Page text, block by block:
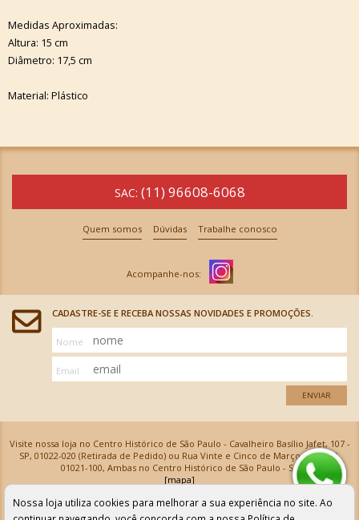
Medidas Aproximadas:
Altura: 15 cm
Diâmetro: 17,5 cm
Material: Plástico
SAC: (11) 96608-6068
Quem somos Dúvidas Trabalhe conosco
CADASTRE-SE E RECEBA NOSSAS NOVIDADES E PROMOÇÕES.
Nome
Email
ENVIAR
Visite nossa loja no Centro Histórico de São Paulo - Cavalheiro Basílio Jafet, 107 -
SP, 01022-020 (Retirada de Pedido) ou Rua Vinte e Cinco de Março, 576 - SP,
01021-100, Ambas no Centro Histórico de São Paulo - SP
[mapa]
Armarinhos Santa Cecília Ltda | CNPJ: 61.069.639/0001-18
Os preços e as condições de pagamento apresentadas na loja virtual não valem para nossa loja física e
podem sofrer alterações sem aviso prévio. Vendas com cartão de crédito sujeitas a análise e
Nossa loja utiliza cookies para melhorar a sua experiência no site. Ao